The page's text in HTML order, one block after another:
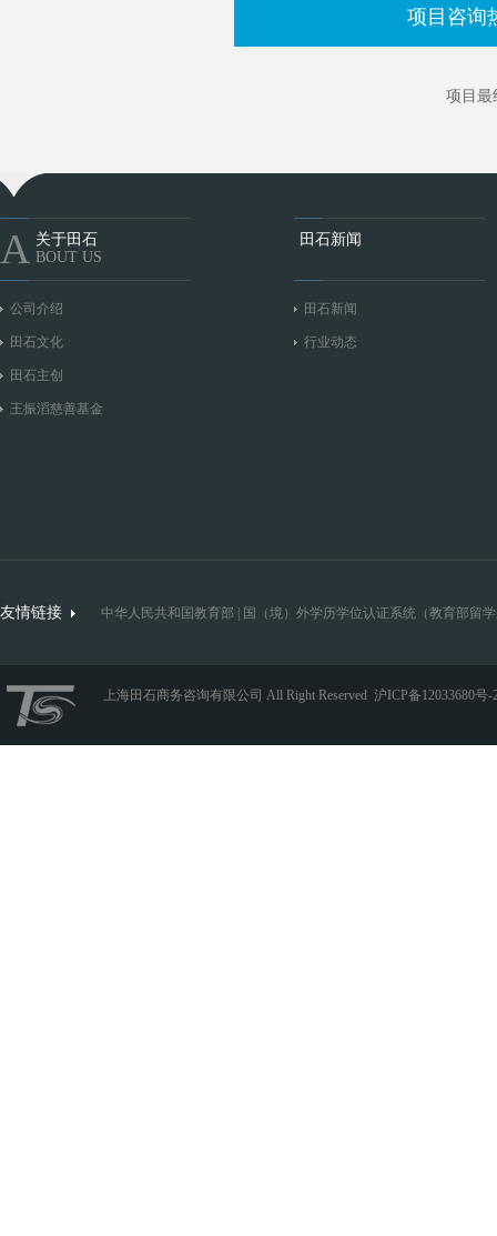
项目咨询
项目最
A 关于田石
BOUT US
公司介绍
田石文化
田石主创
王振滔慈善基金
田石新闻
田石新闻
行业动态
友情链接 中华人民共和国教育部 国（境）外学历学位认证系统（教育部留
上海田石商务咨询有限公司 All Right Reserved 沪ICP备12033680号-